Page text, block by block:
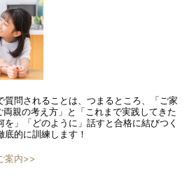
質問されることは、つまるところ、「ご家
親の考え方」と「これまで実践してきた
」「どのように」話すと合格に結びつく
的に訓練します！
案内>>